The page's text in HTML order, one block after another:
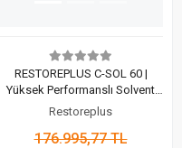
RESTOREPLUS C-SOL 60 |
Yüksek Performanslı Solvent
Bazlı Temizleyici (200 Lt)
Restoreplus
176.995,77 TL